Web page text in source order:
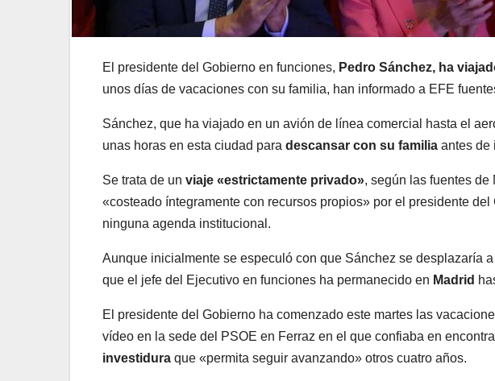
El presidente del Gobierno en funciones, Pedro Sánchez, ha
unos días de vacaciones con su familia, han informado a EFE
Sánchez, que ha viajado en un avión de línea comercial hasta el
unas horas en esta ciudad para descansar con su familia antes de
Se trata de un viaje «estrictamente privado», según las fuentes
«costeado íntegramente con recursos propios» por el presidente
ninguna agenda institucional.
Aunque inicialmente se especuló con que Sánchez se desplazaría
que el jefe del Ejecutivo en funciones ha permanecido en Madrid
El presidente del Gobierno ha comenzado este martes las
vídeo en la sede del PSOE en Ferraz en el que confiaba en
investidura que «permita seguir avanzando» otros cuatro años.